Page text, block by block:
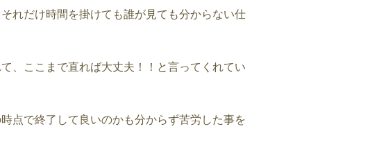
れだけ時間を掛けても誰が見ても分からない仕
、ここまで直れば大丈夫！！と言ってくれてい
点で終了して良いのかも分からず苦労した事を